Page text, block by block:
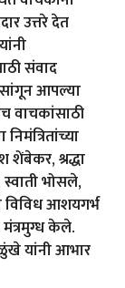
उत्तरे देत
संवाद
आपल्या
वाचकांसाठी
शेंबेकर, श्रद्धा
भोसले,
विविध आशयगर्भ
मंत्रमुग्ध केले.
यांनी आभार